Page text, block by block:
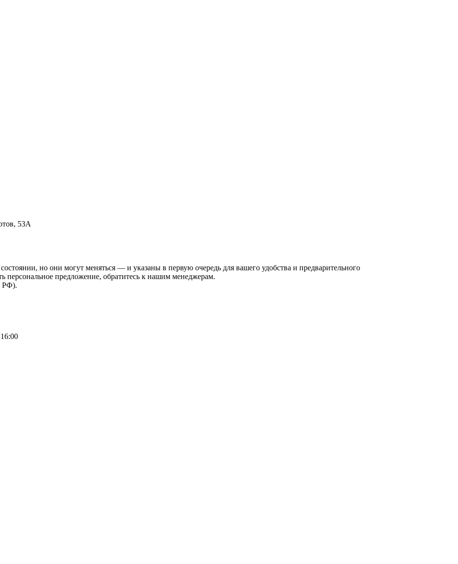
53А
но они могут меняться — и указаны в первую очередь для вашего удобства и предварительного
персональное предложение, обратитесь к нашим менеджерам.
РФ).